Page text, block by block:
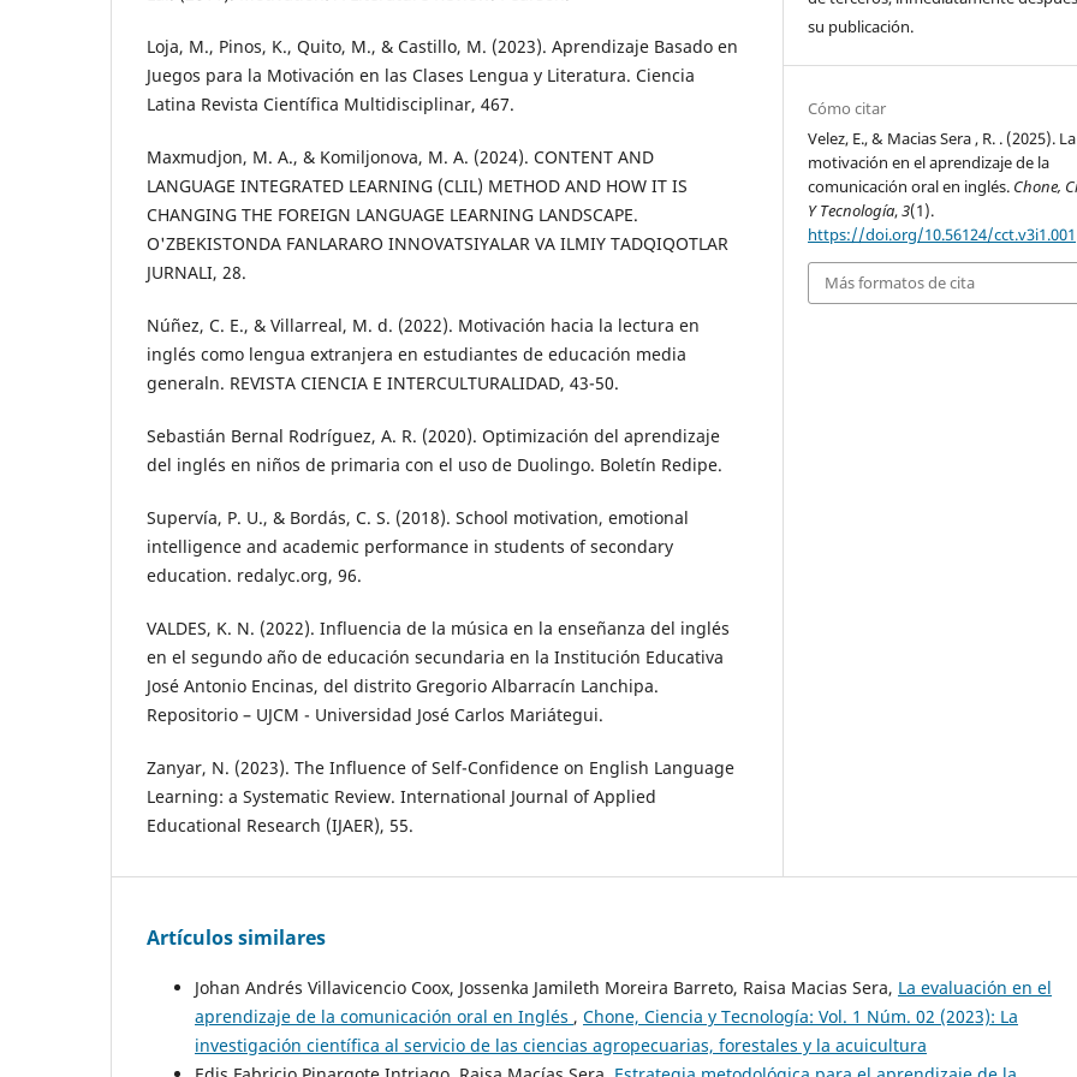
Loja, M., Pinos, K., Quito, M., & Castillo, M. (2023). Aprendizaje Basado en
Juegos para la Motivación en las Clases Lengua y Literatura. Ciencia
Latina Revista Científica Multidisciplinar, 467.
Maxmudjon, M. A., & Komiljonova, M. A. (2024). CONTENT AND
LANGUAGE INTEGRATED LEARNING (CLIL) METHOD AND HOW IT IS
CHANGING THE FOREIGN LANGUAGE LEARNING LANDSCAPE.
O'ZBEKISTONDA FANLARARO INNOVATSIYALAR VA ILMIY TADQIQOTLAR
JURNALI, 28.
Núñez, C. E., & Villarreal, M. d. (2022). Motivación hacia la lectura en
inglés como lengua extranjera en estudiantes de educación media
generaln. REVISTA CIENCIA E INTERCULTURALIDAD, 43-50.
Sebastián Bernal Rodríguez, A. R. (2020). Optimización del aprendizaje
del inglés en niños de primaria con el uso de Duolingo. Boletín Redipe.
Supervía, P. U., & Bordás, C. S. (2018). School motivation, emotional
intelligence and academic performance in students of secondary
education. redalyc.org, 96.
VALDES, K. N. (2022). Influencia de la música en la enseñanza del inglés
en el segundo año de educación secundaria en la Institución Educativa
José Antonio Encinas, del distrito Gregorio Albarracín Lanchipa.
Repositorio – UJCM - Universidad José Carlos Mariátegui.
Zanyar, N. (2023). The Influence of Self-Confidence on English Language
Learning: a Systematic Review. International Journal of Applied
Educational Research (IJAER), 55.
su publicación.
Cómo citar
Velez, E., & Macias Sera , R. . (2025). La
motivación en el aprendizaje de la
comunicación oral en inglés. Chone,
Y Tecnología,3(1).
https://doi.org/10.56124/cct.v3i1.001
Más formatos de cita
Artículos similares
Johan Andrés Villavicencio Coox, Jossenka Jamileth Moreira Barreto, Raisa Macias Sera, La evaluación en el
aprendizaje de la comunicación oral en Inglés , Chone, Ciencia y Tecnología: Vol. 1 Núm. 02 (2023): La
investigación científica al servicio de las ciencias agropecuarias, forestales y la acuicultura